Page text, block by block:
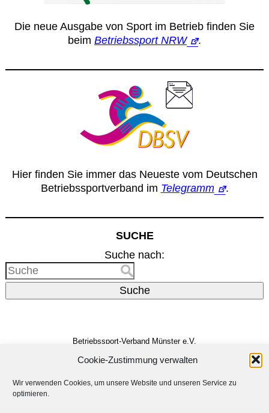
Cookie-Zustimmung verwalten
Wir verwenden Cookies, um unsere Website und unseren Service zu
optimieren.
Die neue Ausgabe von Sport im Betrieb finden Sie
beim Betriebssport NRW .
Hier finden Sie immer das Neueste vom Deutschen
Betriebssportverband im Telegramm .
SUCHE
Suche nach:
Suche
Betriebssport-Verband Münster e.V.
48159 Münster
E-Mail: info@bsv-muenster.de